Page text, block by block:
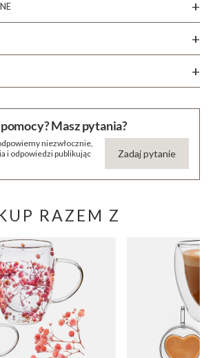
Masz pytania?
niezwłocznie,
i odpowiedzi publikując
Zadaj pytanie
RAZEM Z